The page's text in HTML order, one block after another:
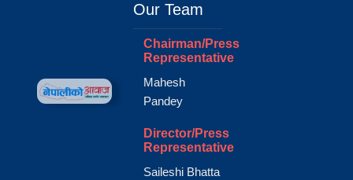
Our Team
Chairman/Press
Representative
Mahesh
Pandey
Director/Press
Representative
Saileshi Bhatta